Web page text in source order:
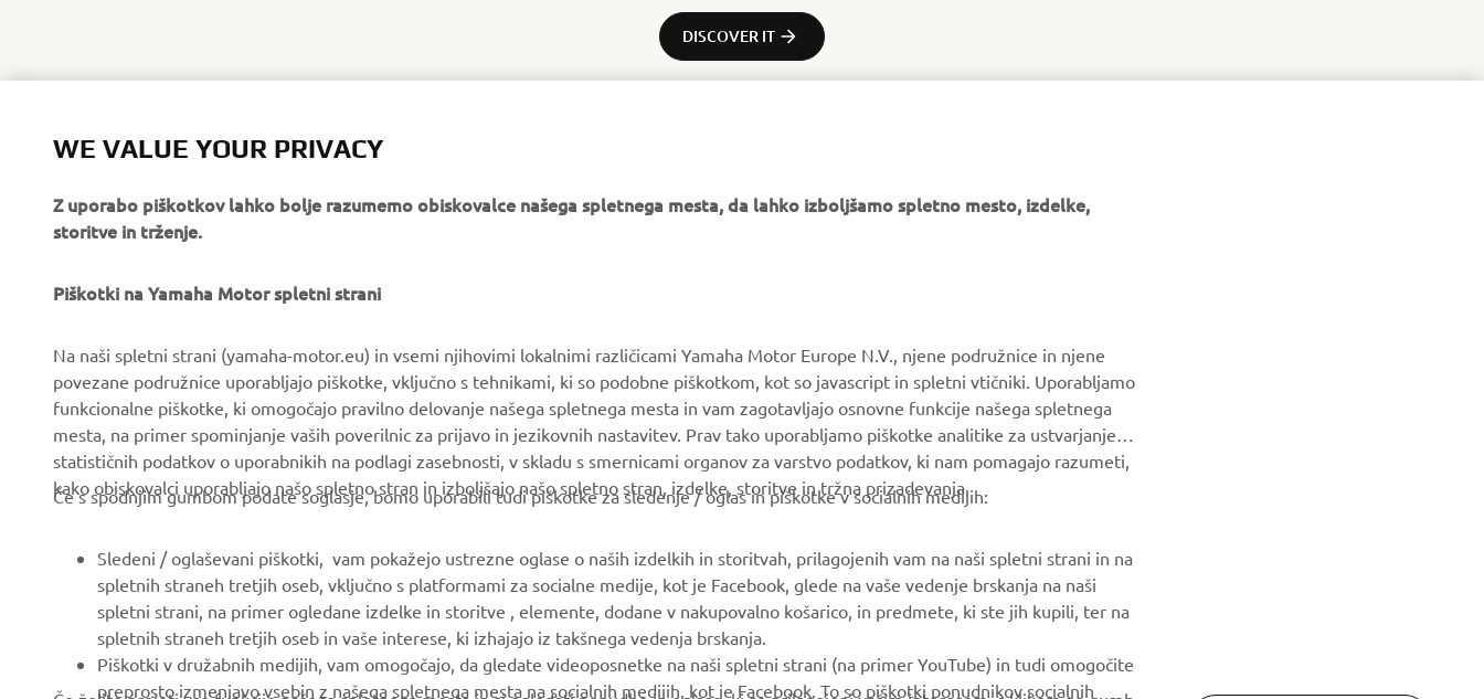
DISCOVER IT
PODJETJA
O nas
Press
Brošure
Delo pri Yamahi
Trgovec
Pravilnik o spoštovanju
človekovih pravic
Osnovni pravilnik o
trajnostnosti
Sistemi eBike
Igrišča za golf
Prvi odzivi
Avtošole
Robotics
Tehničke informacije za
novisne trgovce
Yamalube Safety Data
Sheets
Yamaha Motor Global
Prodajalci Yamaha
Ravnanju z odpadnimi
baterijami
Preberite našo Politiko zasebnosti, da izveste, kako
obdelujemo vaše osebne podatke:
WE VALUE YOUR PRIVACY
Z uporabo piškotkov lahko bolje razumemo obiskovalce našega spletnega mesta, da lahko izboljšamo spletno mesto, izdelke,
storitve in trženje.
Piškotki na Yamaha Motor spletni strani
Na naši spletni strani (yamaha-motor.eu) in vsemi njihovimi lokalnimi različicami Yamaha Motor Europe N.V., njene podružnice in njene
povezane podružnice uporabljajo piškotke, vključno s tehnikami, ki so podobne piškotkom, kot so javascript in spletni vtičniki. Uporabljamo
funkcionalne piškotke, ki omogočajo pravilno delovanje našega spletnega mesta in vam zagotavljajo osnovne funkcije našega spletnega
mesta, na primer spominjanje vaših poverilnic za prijavo in jezikovnih nastavitev. Prav tako uporabljamo piškotke analitike za ustvarjanje
statističnih podatkov o uporabnikih na podlagi zasebnosti, v skladu s smernicami organov za varstvo podatkov, ki nam pomagajo razumeti,
kako obiskovalci uporabljajo našo spletno stran in izboljšajo našo spletno stran, izdelke, storitve in tržna prizadevanja.
Če s spodnjim gumbom podate soglasje, bomo uporabili tudi piškotke za sledenje / oglas in piškotke v socialnih medijih:
Sledeni / oglaševani piškotki, vam pokažejo ustrezne oglase o naših izdelkih in storitvah, prilagojenih vam na naši spletni strani in na
spletnih straneh tretjih oseb, vključno s platformami za socialne medije, kot je Facebook, glede na vaše vedenje brskanja na naši
spletni strani, na primer ogledane izdelke in storitve , elemente, dodane v nakupovalno košarico, in predmete, ki ste jih kupili, ter na
spletnih straneh tretjih oseb in vaše interese, ki izhajajo iz takšnega vedenja brskanja.
Piškotki v družabnih medijih, vam omogočajo, da gledate videoposnetke na naši spletni strani (na primer YouTube) in tudi omogočite
preprosto izmenjavo vsebin z našega spletnega mesta na socialnih medijih, kot je Facebook. To so piškotki ponudnikov socialnih